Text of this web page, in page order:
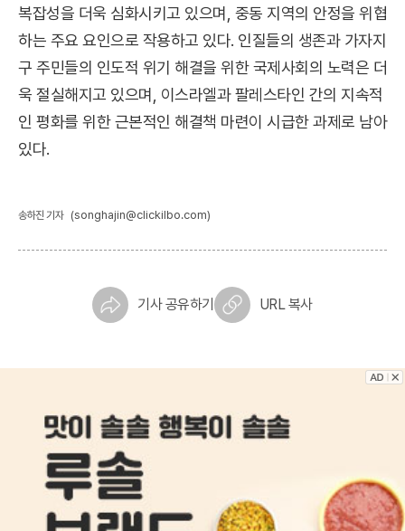
복잡성을 더욱 심화시키고 있으며, 중동 지역의 안정을 위협
하는 주요 요인으로 작용하고 있다. 인질들의 생존과 가자지
구 주민들의 인도적 위기 해결을 위한 국제사회의 노력은 더
욱 절실해지고 있으며, 이스라엘과 팔레스타인 간의 지속적
인 평화를 위한 근본적인 해결책 마련이 시급한 과제로 남아
있다.
송하진 기자 (songhajin@clickilbo.com)
기사 공유하기 URL 복사